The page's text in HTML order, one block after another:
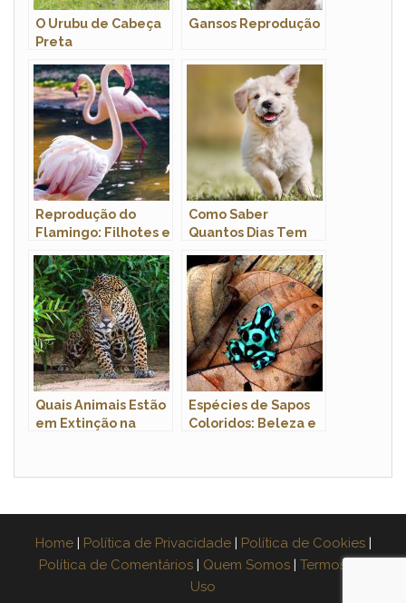
O Urubu de Cabeça
Preta
Gansos Reprodução
Reprodução do
Flamingo: Filhotes e
Gestação
Como Saber
Quantos Dias Tem
Cachorro?
Quais Animais Estão
em Extinção na
Espécies de Sapos
Coloridos: Beleza e
Home | Política de Privacidade | Política de Cookies |
Política de Comentários | Quem Somos | Termos de
Uso